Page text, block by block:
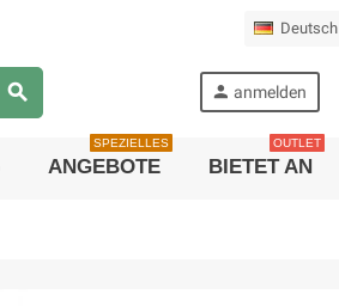
Deutsch
search person anmelden
ANGEBOTE
SPEZIELLES
BIETET AN
OUTLET